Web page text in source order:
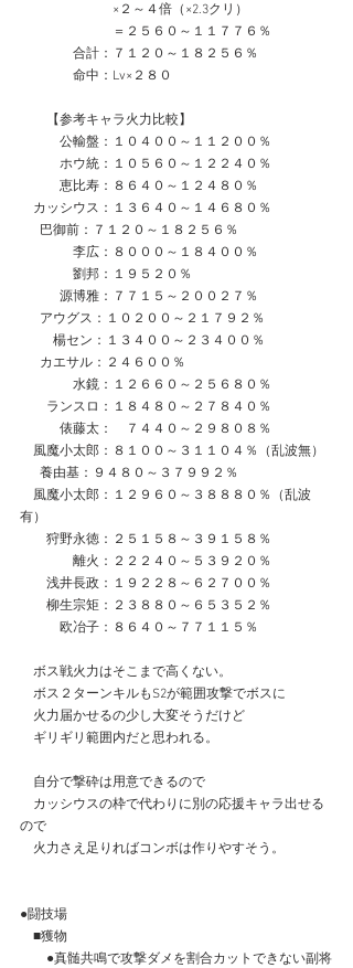
×２～４倍（×2.3クリ）
＝２５６０～１１７７６％
合計：７１２０～１８２５６％
命中：Lv×２８０
【参考キャラ火力比較】
公輸盤：１０４００～１１２００％
ホウ統：１０５６０～１２２４０％
恵比寿：８６４０～１２４８０％
カッシウス：１３６４０～１４６８０％
      巴御前：７１２０～１８２５６％
李広：８０００～１８４００％
劉邦：１９５２０％
源博雅：７７１５～２００２７％
  　アウグス：１０２００～２１７９２％
楊セン：１３４００～２３４００％
カエサル：２４６００％
水鏡：１２６６０～２５６８０％
ランスロ：１８４８０～２７８４０％
俵藤太：　７４４０～２９８０８％
風魔小太郎：８１００～３１１０４％（乱波無）
      養由基：９４８０～３７９９２％
風魔小太郎：１２９６０～３８８８０％（乱波
有）
狩野永徳：２５１５８～３９１５８％
離火：２２２４０～５３９２０％
浅井長政：１９２２８～６２７００％
柳生宗矩：２３８８０～６５３５２％
欧冶子：８６４０～７７１１５％
ボス戦火力はそこまで高くない。
ボス２ターンキルもS2が範囲攻撃でボスに
火力届かせるの少し大変そうだけど
ギリギリ範囲内だと思われる。
自分で撃砕は用意できるので
カッシウスの枠で代わりに別の応援キャラ出せる
ので
火力さえ足りればコンボは作りやすそう。
●闘技場
■獲物
●真髄共鳴で攻撃ダメを割合カットできない副将